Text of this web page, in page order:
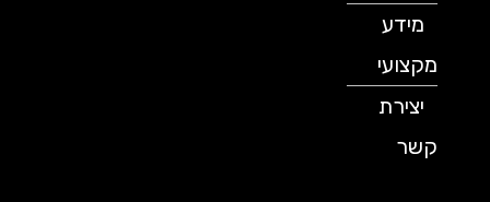
מידע
מקצועי
יצירת
קשר